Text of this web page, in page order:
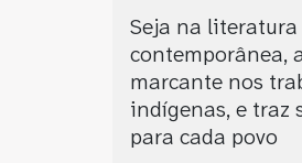
Seja na
contemporânea,
marcante nos
indígenas, e traz
para cada povo